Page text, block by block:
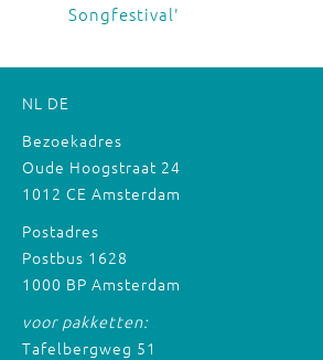
Songfestival'
NL DE
Bezoekadres
Oude Hoogstraat 24
1012 CE Amsterdam
Postadres
Postbus 1628
1000 BP Amsterdam
voor pakketten:
Tafelbergweg 51